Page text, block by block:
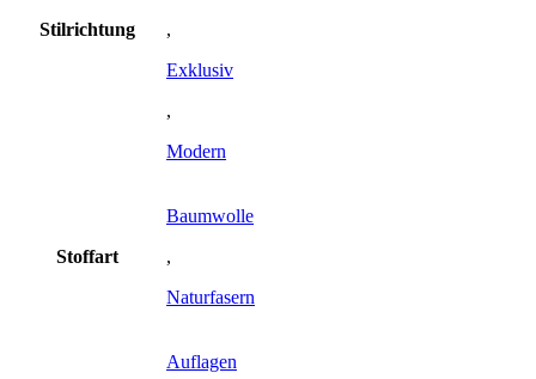
Stilrichtung
,
Exklusiv
,
Modern
Stoffart
Baumwolle
,
Naturfasern
Auflagen